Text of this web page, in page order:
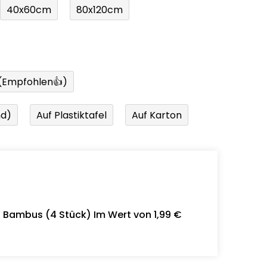
40x60cm 80x120cm
Auf Plastiktafel Auf Karton
(4 Stück) Im Wert von 1,99 €